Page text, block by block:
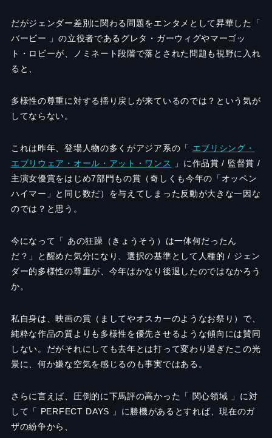
だがジェンダー差別に関わる問題をエンタメとして昇華した「
バービー 」の立役者であるグレタ・ガーウィグやマーゴッ
ト・ロビーが、ノミネート段階で落とされた問題も視野に入れ
ると、
多様性の尊重に対する揺り戻しが来ているのでは？という気が
してならない。
これは昨年、登場人物の多くがアジア系の「 エブリシング・
エブリウェア・オール・アット・ワンス
」に作品賞 / 監督賞 /
主演女優賞をはじめ7部門もの賞（奇しくも今年の「オッペン
ハイマー」と同じ数だ）を与えてしまった反動が大きな一因な
のでは？と思う。
今になって「 あの狂躁（きょうそう）は一体何だったん
だ？」と醒めた気分になり、選択の基準として人種的 / ジェン
ダー的多様性の尊重が、今年はかなり後退したのではなかろう
か。
私自身は、映画の賞（ましてやオスカーのようなお祭り）で、
純粋な作品の質よりも多様性を優先させるような傾向には賛同
しない。だがそれにしても去年とは打って変わり過ぎたこの光
景に、何か嫌な空気を感じるのも事実ではある。
さらに言えば、圧倒的に下馬評の高かった「 関心領域 」に対
して「 PERFECT DAYS 」に勝機があるとすれば、現在のガ
ザの紛争から、